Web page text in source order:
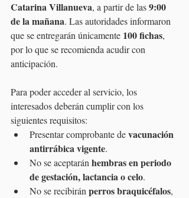
Catarina Villanueva, a partir de las 9:00
de la mañana. Las autoridades informaron
que se entregarán únicamente 100 fichas,
por lo que se recomienda acudir con
anticipación.
Para poder acceder al servicio, los
interesados deberán cumplir con los
siguientes requisitos:
Presentar comprobante de vacunación
antirrábica vigente.
No se aceptarán hembras en periodo
de gestación, lactancia o celo.
No se recibirán perros braquicéfalos,